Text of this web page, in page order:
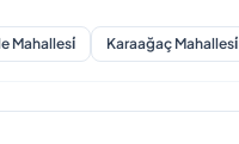
Mahallesi̇ Karaağaç Mahallesi̇